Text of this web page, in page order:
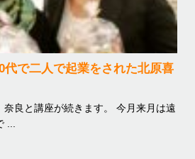
代で二人で起業をされた北原喜
奈良と講座が続きます。 今月来月は遠
...